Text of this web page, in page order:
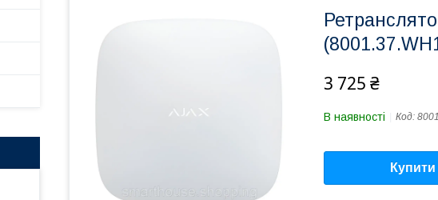
3 725 ₴
В наявності Код:
Купити